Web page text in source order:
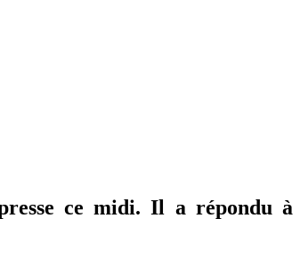
ce midi. Il a répondu à